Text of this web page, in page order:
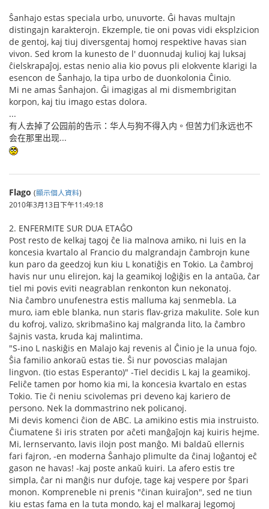
Ŝanhajo estas speciala urbo, unuvorte. Ĝi havas multajn
distingajn karakterojn. Ekzemple, tie oni povas vidi eksplzicion
de gentoj, kaj tiuj diversgentaj homoj respektive havas sian
vivon. Sed krom la kunesto de l' duonnudaj kulioj kaj luksaj
ĉielskrapaĵoj, estas nenio alia kio povus pli elokvente klarigi la
esencon de Ŝanhajo, la tipa urbo de duonkolonia Ĉinio.
Mi ne amas Ŝanhajon. Ĝi imagigas al mi dismembrigitan
korpon, kaj tiu imago estas dolora.
...
有人去掉了公园前的告示：华人与狗不得入内。但苦力们永远也不
会在那里出现...
Flago (顯示個人資料)
2010年3月13日下午11:49:18
2. ENFERMITE SUR DUA ETAĜO
Post resto de kelkaj tagoj ĉe lia malnova amiko, ni luis en la
koncesia kvartalo al Francio du malgrandajn ĉambrojn kune
kun paro da geedzoj kun kiu L konatiĝis en Tokio. La ĉambroj
havis nur unu elirejon, kaj la geamikoj loĝiĝis en la antaŭa, ĉar
tiel mi povis eviti neagrablan renkonton kun nekonatoj.
Nia ĉambro unufenestra estis malluma kaj senmebla. La
muro, iam eble blanka, nun staris flav-griza makulite. Sole kun
du kofroj, valizo, skribmaŝino kaj malgranda lito, la ĉambro
ŝajnis vasta, kruda kaj malintima.
"S-ino L naskiĝis en Malajo kaj revenis al Ĉinio je la unua fojo.
Ŝia familio ankoraŭ estas tie. Ŝi nur povoscias malajan
lingvon. (tio estas Esperanto)" -Tiel decidis L kaj la geamikoj.
Feliĉe tamen por homo kia mi, la koncesia kvartalo en estas
Tokio. Tie ĉi neniu scivolemas pri deveno kaj kariero de
persono. Nek la dommastrino nek policanoj.
Mi devis komenci ĉion de ABC. La amikino estis mia instruisto.
Ĉiumatene ŝi iris straten por aĉeti manĝaĵojn kaj kuiris hejme.
Mi, lernservanto, lavis ilojn post manĝo. Mi baldaŭ ellernis
fari fajron, -en moderna Ŝanhajo plimulte da ĉinaj loĝantoj eĉ
gason ne havas! -kaj poste ankaŭ kuiri. La afero estis tre
simpla, ĉar ni manĝis nur dufoje, tage kaj vespere por ŝpari
monon. Kompreneble ni prenis "ĉinan kuiraĵon", sed ne tiun
kiu estas fama en la tuta mondo, kaj el malkaraj legomoj